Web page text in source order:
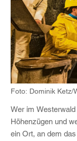
Foto: Dominik Ketz/
Wer im
Höhenzügen und
ein Ort, an dem